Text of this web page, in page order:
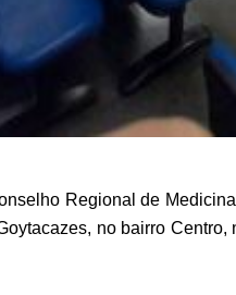
Regional de
, no bairro Centro,